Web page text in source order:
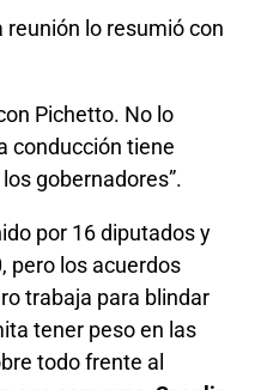
lo resumió con
Pichetto. No lo
conducción tiene
gobernadores”.
por 16 diputados y
pero los acuerdos
trabaja para blindar
tener peso en las
todo frente al